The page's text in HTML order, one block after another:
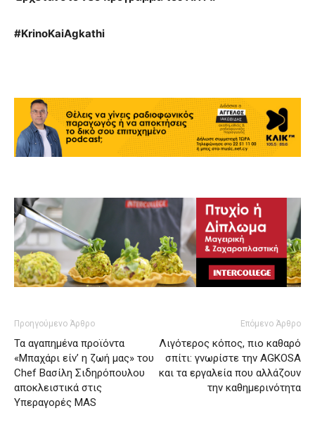
#KrinoKaiAgkathi
Προηγούμενο Άρθρο
Τα αγαπημένα προϊόντα
«Μπαχάρι είν’ η ζωή μας» του
Chef Βασίλη Σιδηρόπουλου
αποκλειστικά στις
Υπεραγορές MAS
Επόμενο Άρθρο
Λιγότερος κόπος, πιο καθαρό
σπίτι: γνωρίστε την AGKOSA
και τα εργαλεία που αλλάζουν
την καθημερινότητα